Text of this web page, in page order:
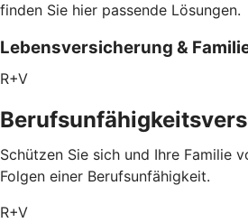
finden Sie hier passende Lösungen.
Lebensversicherung &
R+V
Schützen Sie sich und Ihre Familie
Folgen einer Berufsunfähigkeit.
R+V